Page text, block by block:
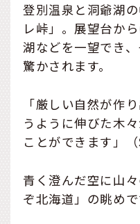
登別温泉と洞爺湖
レ峠」。展望台か
湖などを一望でき
驚かされます。
「厳しい自然が作
うように伸びた木
ことができます」
青く澄んだ空に山
ぞ北海道」の眺めで